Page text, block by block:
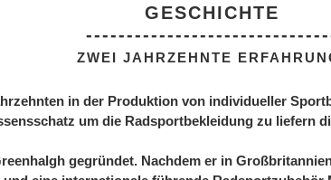
GESCHICHTE
ZWEI JAHRZEHNTE
in der Produktion von individueller
um die Radsportbekleidung zu liefern
gegründet. Nachdem er in